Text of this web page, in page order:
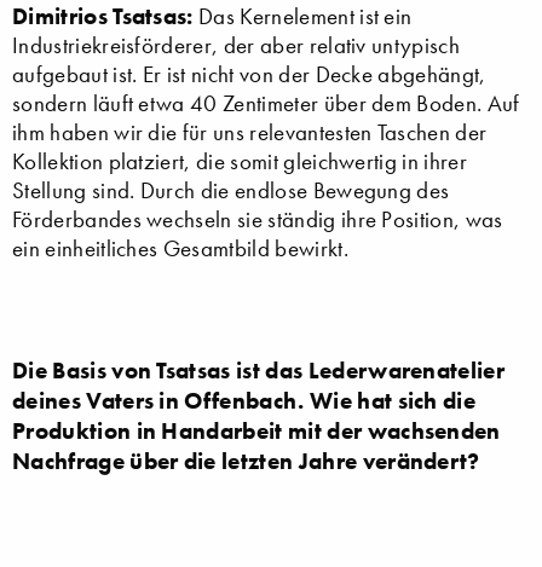
Dimitrios Tsatsas: Das Kernelement ist ein
Industriekreisförderer, der aber relativ untypisch
aufgebaut ist. Er ist nicht von der Decke abgehängt,
sondern läuft etwa 40 Zentimeter über dem Boden. Auf
ihm haben wir die für uns relevantesten Taschen der
Kollektion platziert, die somit gleichwertig in ihrer
Stellung sind. Durch die endlose Bewegung des
Förderbandes wechseln sie ständig ihre Position, was
ein einheitliches Gesamtbild bewirkt.
Die Basis von Tsatsas ist das Lederwarenatelier
deines Vaters in Offenbach. Wie hat sich die
Produktion in Handarbeit mit der wachsenden
Nachfrage über die letzten Jahre verändert?